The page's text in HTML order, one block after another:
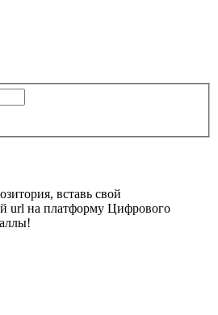
вставь свой
url на платформу Цифрового